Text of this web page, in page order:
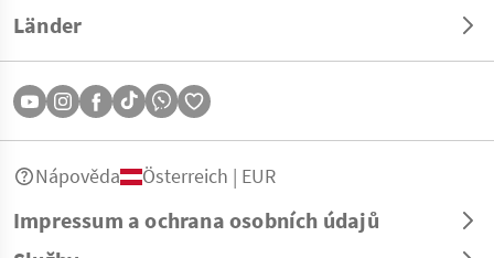
Länder
Impressum a ochrana osobních údajů
Nápověda Österreich | EUR